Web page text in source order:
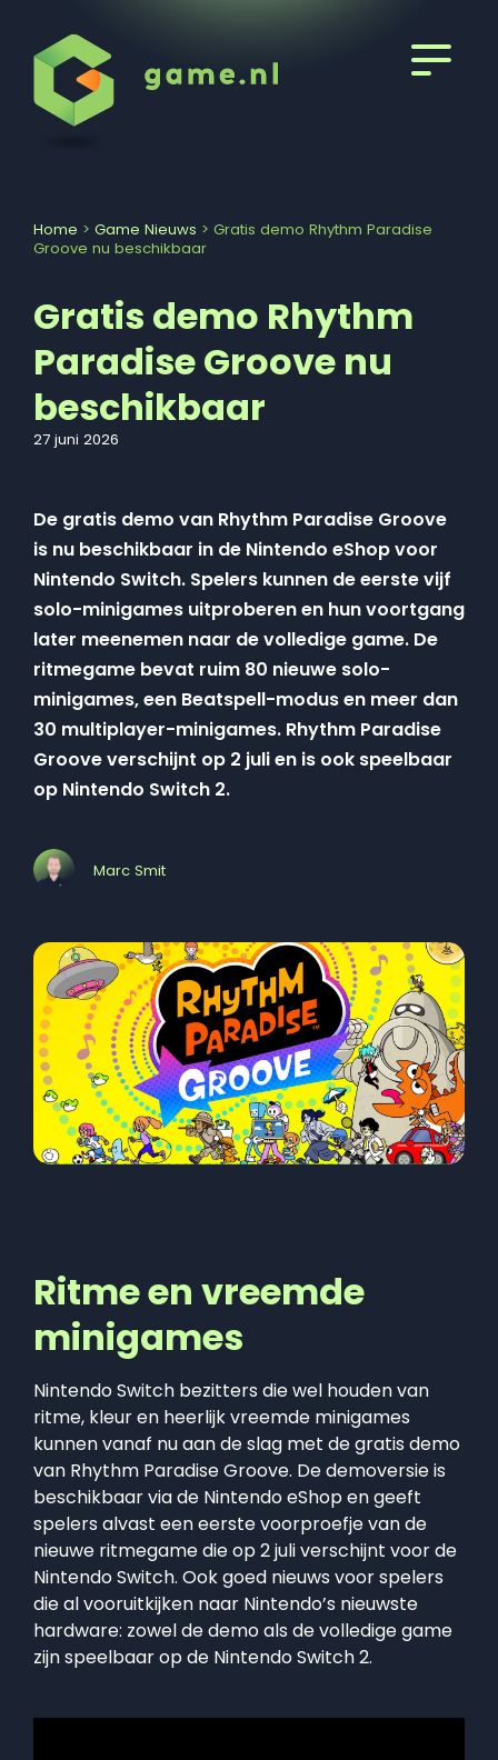
Home > Game Nieuws > Gratis demo Rhythm Paradise
Groove nu beschikbaar
Gratis demo Rhythm
Paradise Groove nu
beschikbaar
27 juni 2026
De gratis demo van Rhythm Paradise Groove
is nu beschikbaar in de Nintendo eShop voor
Nintendo Switch. Spelers kunnen de eerste vijf
solo-minigames uitproberen en hun voortgang
later meenemen naar de volledige game. De
ritmegame bevat ruim 80 nieuwe solo-
minigames, een Beatspell-modus en meer dan
30 multiplayer-minigames. Rhythm Paradise
Groove verschijnt op 2 juli en is ook speelbaar
op Nintendo Switch 2.
Marc Smit
Ritme en vreemde
minigames
Nintendo Switch bezitters die wel houden van
ritme, kleur en heerlijk vreemde minigames
kunnen vanaf nu aan de slag met de gratis demo
van Rhythm Paradise Groove. De demoversie is
beschikbaar via de Nintendo eShop en geeft
spelers alvast een eerste voorproefje van de
nieuwe ritmegame die op 2 juli verschijnt voor de
Nintendo Switch. Ook goed nieuws voor spelers
die al vooruitkijken naar Nintendo’s nieuwste
hardware: zowel de demo als de volledige game
zijn speelbaar op de Nintendo Switch 2.